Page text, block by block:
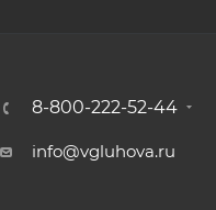
8-800-222-52-44
info@vgluhova.ru